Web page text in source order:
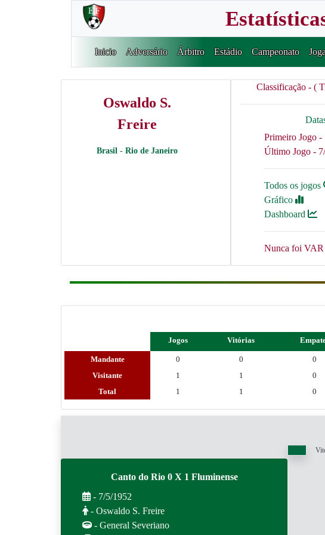
Inicio Adversário Árbitro Estádio Campeonato
Oswaldo S.
Freire
Brasil - Rio de Janeiro
Classificação - (
Primeiro Jogo -
Último Jogo -
Todos os jogos
Gráfico
Dashboard
Nunca foi VAR
Jogos Vitórias
Mandante 0 0 0
Visitante
1 1 0
Total
1 1 0
Canto do Rio 0 X 1 Fluminense
- 7/5/1952
- Oswaldo S. Freire
- General Severiano